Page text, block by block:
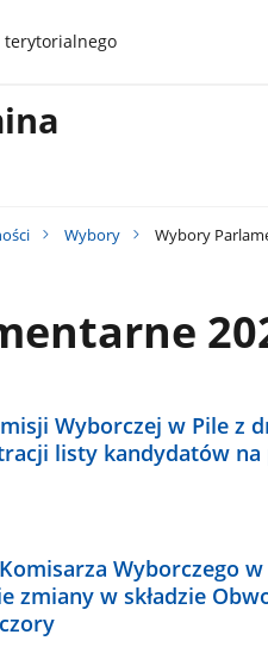
terytorialnego
Wybory Wybory
Wyborczej w Pile z
listy kandydatów na
Wyborczego
zmiany w składzie